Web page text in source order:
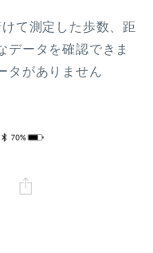
て測定した歩数、距
データを確認できま
タがありません